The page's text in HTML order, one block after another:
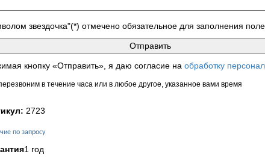
звездочка"(*) отмечено обязательное для заполнения поле
кнопку «Отправить», я даю согласие на обработку
в течение часа или в любое другое, указанное вами время
2723
по запросу
1 год